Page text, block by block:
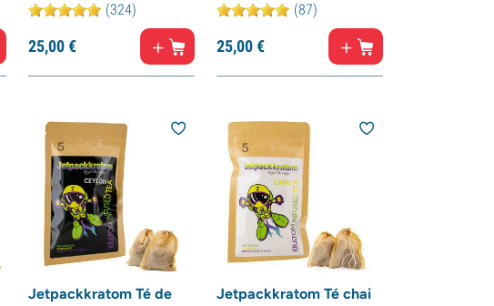
(324)
25,00€
(87)
25,00€
Jetpackkratom Té de
Jetpackkratom Té chai